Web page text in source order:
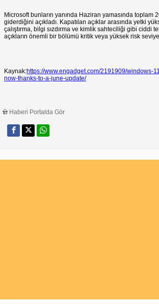
Microsoft bunların yanında Haziran yamasında toplam
giderdiğini açıkladı. Kapatılan açıklar arasında yetki
çalıştırma, bilgi sızdırma ve kimlik sahteciliği gibi ciddi
açıkların önemli bir bölümü kritik veya yüksek risk
Kaynak:https://www.engadget.com/2191909/windows-
now-thanks-to-a-june-update/
Haberi Portalda Gör